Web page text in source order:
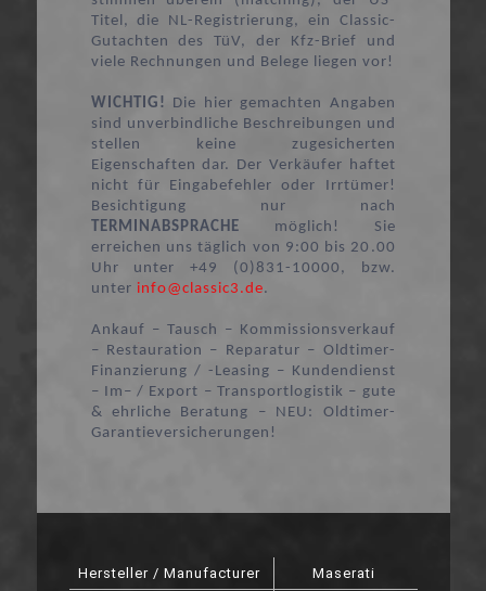
Titel, die NL-Registrierung, ein Classic-
Gutachten des TüV, der Kfz-Brief und
viele Rechnungen und Belege liegen vor!
WICHTIG! Die hier gemachten Angaben
sind unverbindliche Beschreibungen und
stellen keine zugesicherten
Eigenschaften dar. Der Verkäufer haftet
nicht für Eingabefehler oder Irrtümer!
Besichtigung nur nach
TERMINABSPRACHE möglich! Sie
erreichen uns täglich von 9:00 bis 20.00
Uhr unter +49 (0)831-10000, bzw.
unter info@classic3.de.
Ankauf – Tausch – Kommissionsverkauf
– Restauration – Reparatur – Oldtimer-
Finanzierung / -Leasing – Kundendienst
– Im– / Export – Transportlogistik – gute
& ehrliche Beratung – NEU: Oldtimer-
Garantieversicherungen!
Hersteller / Manufacturer
Maserati